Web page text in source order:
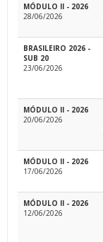
MÓDULO II - 2026
28/06/2026
BRASILEIRO 2026 -
SUB 20
23/06/2026
MÓDULO II - 2026
20/06/2026
MÓDULO II - 2026
17/06/2026
MÓDULO II - 2026
12/06/2026